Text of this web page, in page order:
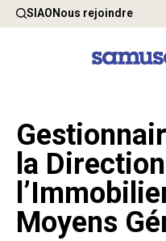
SIAONous rejoindre
la
Moyens